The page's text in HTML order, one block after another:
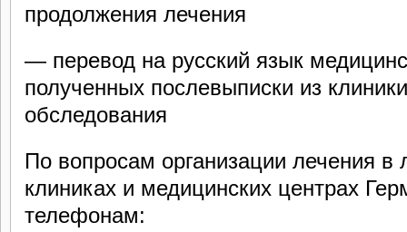
продолжения лечения
— перевод на русский язык
полученных послевыписки из
обследования
По вопросам организации лечения в
клиниках и медицинских центрах
телефонам: